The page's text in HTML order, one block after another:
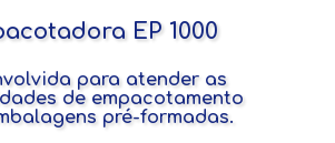
EP 1000
para atender as
de empacotamento
pré-formadas.